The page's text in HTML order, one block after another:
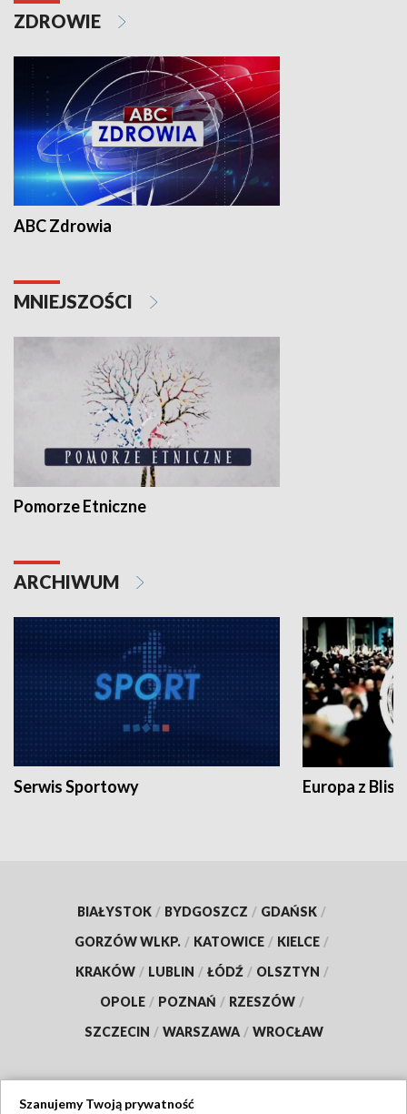
ZDROWIE
ABC Zdrowia
MNIEJSZOŚCI
Pomorze Etniczne
ARCHIWUM
Serwis Sportowy Europa z
BIAŁYSTOK / BYDGOSZCZ / GDAŃSK /
GORZÓW WLKP. / KATOWICE / KIELCE /
KRAKÓW / LUBLIN / ŁÓDŹ / OLSZTYN /
OPOLE / POZNAŃ / RZESZÓW /
SZCZECIN / WARSZAWA / WROCŁAW
Szanujemy Twoją prywatność